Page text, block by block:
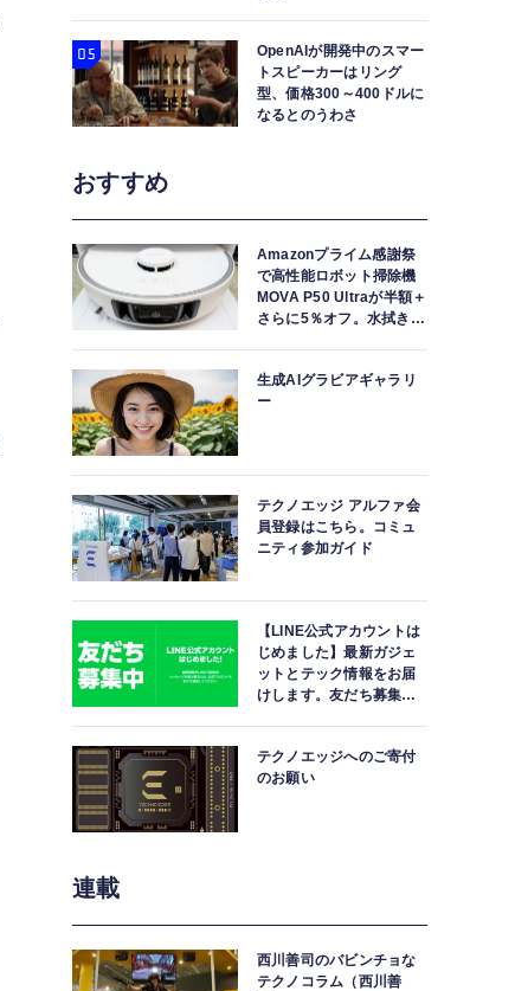
OpenAIが開発中のスマー
トスピーカーはリング
型、価格300～400ドルに
なるとのうわさ
おすすめ
Amazonプライム感謝祭
で高性能ロボット掃除機
MOVA P50 Ultraが半額＋
さらに5％オフ。水拭きモ
生成AIグラビアギャラリ
ー
テクノエッジ アルファ会
員登録はこちら。コミュ
ニティ参加ガイド
【LINE公式アカウントは
じめました】最新ガジェ
ットとテック情報をお届
けします。友だち募集
テクノエッジへのご寄付
のお願い
連載
西川善司のバビンチョな
テクノコラム（西川善